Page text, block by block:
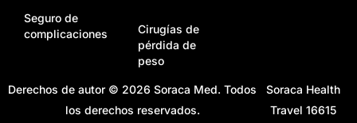
Seguro de
complicaciones
Cirugías de
pérdida de
peso
Derechos de autor © 2026Soraca Med. Todos
los derechos reservados.
Soraca Health
Travel 16615